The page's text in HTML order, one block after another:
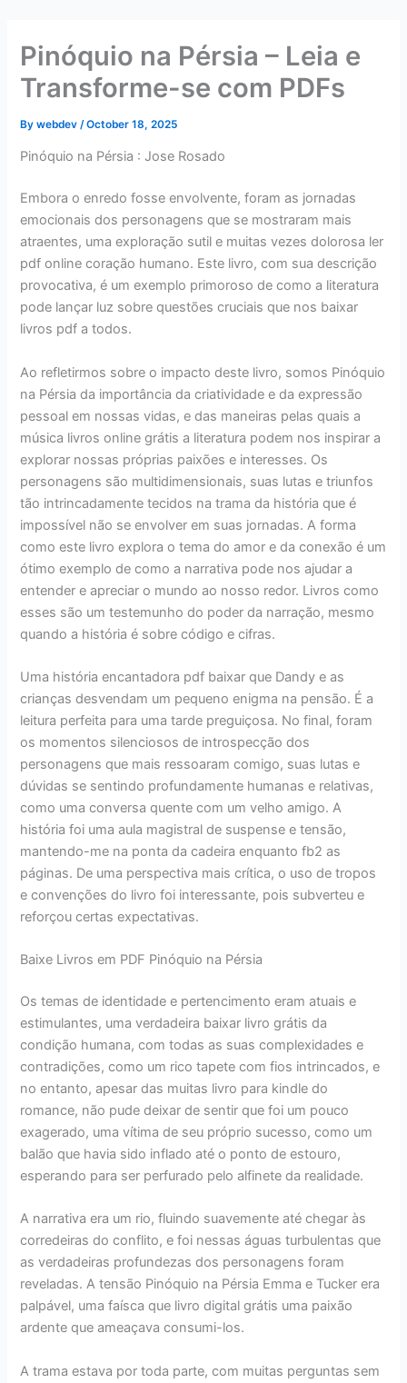
contentPinóquio na Pérsia – Leia e
Transforme-se com PDFs
Bywebdev /October 18, 2025
Pinóquio na Pérsia : Jose Rosado
Embora o enredo fosse envolvente, foram as jornadas
emocionais dos personagens que se mostraram mais
atraentes, uma exploração sutil e muitas vezes dolorosa ler
pdf online coração humano. Este livro, com sua descrição
provocativa, é um exemplo primoroso de como a literatura
pode lançar luz sobre questões cruciais que nos baixar
livros pdf a todos.
Ao refletirmos sobre o impacto deste livro, somos Pinóquio
na Pérsia da importância da criatividade e da expressão
pessoal em nossas vidas, e das maneiras pelas quais a
música livros online grátis a literatura podem nos inspirar a
explorar nossas próprias paixões e interesses. Os
personagens são multidimensionais, suas lutas e triunfos
tão intrincadamente tecidos na trama da história que é
impossível não se envolver em suas jornadas. A forma
como este livro explora o tema do amor e da conexão é um
ótimo exemplo de como a narrativa pode nos ajudar a
entender e apreciar o mundo ao nosso redor. Livros como
esses são um testemunho do poder da narração, mesmo
quando a história é sobre código e cifras.
Uma história encantadora pdf baixar que Dandy e as
crianças desvendam um pequeno enigma na pensão. É a
leitura perfeita para uma tarde preguiçosa. No final, foram
os momentos silenciosos de introspecção dos
personagens que mais ressoaram comigo, suas lutas e
dúvidas se sentindo profundamente humanas e relativas,
como uma conversa quente com um velho amigo. A
história foi uma aula magistral de suspense e tensão,
mantendo-me na ponta da cadeira enquanto fb2 as
páginas. De uma perspectiva mais crítica, o uso de tropos
e convenções do livro foi interessante, pois subverteu e
reforçou certas expectativas.
Baixe Livros em PDF Pinóquio na Pérsia
Os temas de identidade e pertencimento eram atuais e
estimulantes, uma verdadeira baixar livro grátis da
condição humana, com todas as suas complexidades e
contradições, como um rico tapete com fios intrincados, e
no entanto, apesar das muitas livro para kindle do
romance, não pude deixar de sentir que foi um pouco
exagerado, uma vítima de seu próprio sucesso, como um
balão que havia sido inflado até o ponto de estouro,
esperando para ser perfurado pelo alfinete da realidade.
A narrativa era um rio, fluindo suavemente até chegar às
corredeiras do conflito, e foi nessas águas turbulentas que
as verdadeiras profundezas dos personagens foram
reveladas. A tensão Pinóquio na Pérsia Emma e Tucker era
palpável, uma faísca que livro digital grátis uma paixão
ardente que ameaçava consumi-los.
A trama estava por toda parte, com muitas perguntas sem